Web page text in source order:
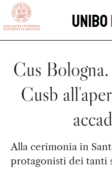
vai al contenuto della pagina
Unibo
Cus
Cusb
Alla cerimonia in
protagonisti dei tanti